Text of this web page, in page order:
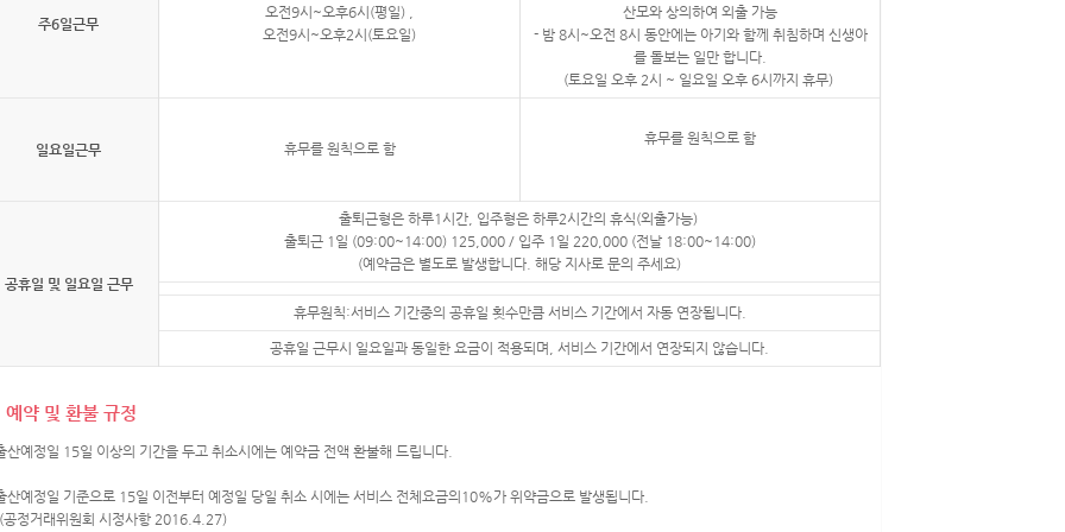
주6일근무
오전9시~오후6시(평일) ,
오전9시~오후2시(토요일)
산모와 상의하여 외출 가능
- 밤 8시~오전 8시​​ 동안에는​ 아기와 함께 취침하며 신생아
를 돌보는 일만 합니다.
(토요일 오후 2시 ~ 일요일 오후 6시까지 휴무)
일요일근무 휴무를 원칙으로 함
휴무를 원칙으로 함
공휴일 및 일요일 근무
출퇴근형은 하루1시간, 입주형은 하루2시간의 휴식(외출가능)
출퇴근 1일 (09:00~14:00) 125,000 / 입주 1일 220,000 (전날 18:00~14:00)​
(예약금은 별도로 발생합니다. 해당 지사로 문의 주세요)
휴무원칙:서비스 기간중의 공휴일 횟수만큼 서비스 기간에서 자동 연장됩니다.
공휴일 근무시 일요일과 동일한 요금이 적용되며, 서비스 기간에서 연장되지 않습니다.
예약 및 환불 규정
산예정일 15일 이상의 기간을 두고 취소시에는 예약금 전액 환불해 드립니다.
산예정일 기준으로 15일 이전부터 예정일 당일 취소 시에는 서비스 전체요금의10%가 위약금으로 발생됩니다.
정거래위원회 시정사항 2016.4.27)